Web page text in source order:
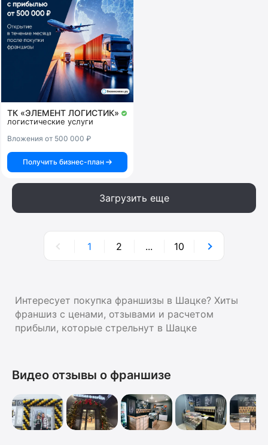
ТК «ЭЛЕМЕНТ ЛОГИСТИК»
логистические услуги
Вложения от 500 000 ₽
Получить бизнес-план
Загрузить еще
1 2 ... 10
Интересует покупка франшизы в Шацке? Хиты
франшиз с ценами, отзывами и расчетом
прибыли, которые стрельнут в Шацке
Видео отзывы о франшизе